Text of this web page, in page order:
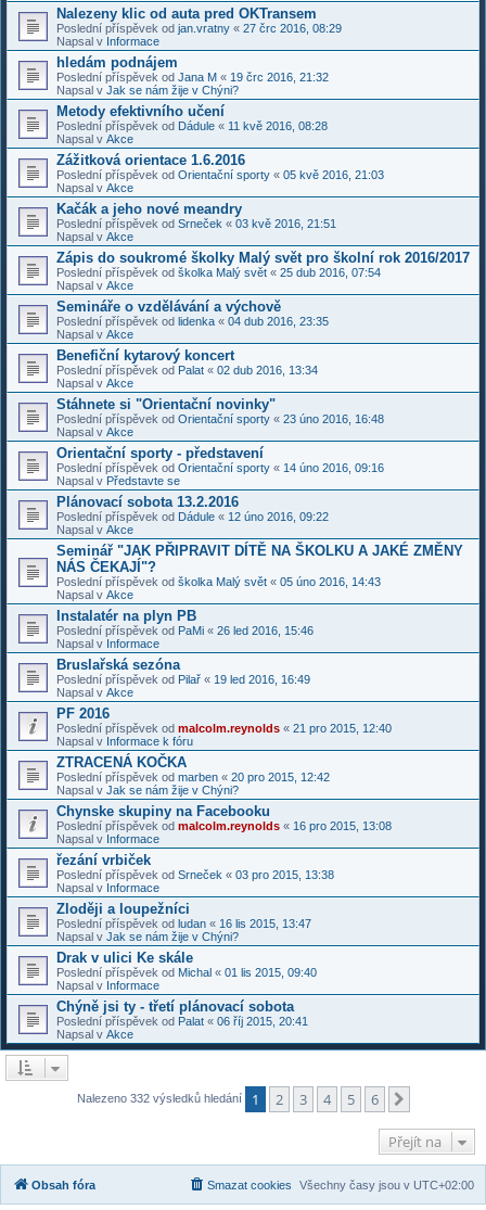
Nalezeny klic od auta pred OKTransem
Poslední příspěvek od jan.vratny « 27 črc 2016, 08:29
Napsal v Informace
hledám podnájem
Poslední příspěvek od Jana M « 19 črc 2016, 21:32
Napsal v Jak se nám žije v Chýni?
Metody efektivního učení
Poslední příspěvek od Dádule « 11 kvě 2016, 08:28
Napsal v Akce
Zážitková orientace 1.6.2016
Poslední příspěvek od Orientační sporty « 05 kvě 2016, 21:03
Napsal v Akce
Kačák a jeho nové meandry
Poslední příspěvek od Srneček « 03 kvě 2016, 21:51
Napsal v Akce
Zápis do soukromé školky Malý svět pro školní rok 2016/2017
Poslední příspěvek od školka Malý svět « 25 dub 2016, 07:54
Napsal v Akce
Semináře o vzdělávání a výchově
Poslední příspěvek od lidenka « 04 dub 2016, 23:35
Napsal v Akce
Benefiční kytarový koncert
Poslední příspěvek od Palat « 02 dub 2016, 13:34
Napsal v Akce
Stáhnete si "Orientační novinky"
Poslední příspěvek od Orientační sporty « 23 úno 2016, 16:48
Napsal v Akce
Orientační sporty - představení
Poslední příspěvek od Orientační sporty « 14 úno 2016, 09:16
Napsal v Představte se
Plánovací sobota 13.2.2016
Poslední příspěvek od Dádule « 12 úno 2016, 09:22
Napsal v Akce
Seminář "JAK PŘIPRAVIT DÍTĚ NA ŠKOLKU A JAKÉ ZMĚNY
NÁS ČEKAJÍ"?
Poslední příspěvek od školka Malý svět « 05 úno 2016, 14:43
Napsal v Akce
Instalatér na plyn PB
Poslední příspěvek od PaMi « 26 led 2016, 15:46
Napsal v Informace
Bruslařská sezóna
Poslední příspěvek od Pilař « 19 led 2016, 16:49
Napsal v Akce
PF 2016
Poslední příspěvek od malcolm.reynolds « 21 pro 2015, 12:40
Napsal v Informace k fóru
ZTRACENÁ KOČKA
Poslední příspěvek od marben « 20 pro 2015, 12:42
Napsal v Jak se nám žije v Chýni?
Chynske skupiny na Facebooku
Poslední příspěvek od malcolm.reynolds « 16 pro 2015, 13:08
Napsal v Informace
řezání vrbiček
Poslední příspěvek od Srneček « 03 pro 2015, 13:38
Napsal v Informace
Zloději a loupežníci
Poslední příspěvek od ludan « 16 lis 2015, 13:47
Napsal v Jak se nám žije v Chýni?
Drak v ulici Ke skále
Poslední příspěvek od Michal « 01 lis 2015, 09:40
Napsal v Informace
Chýně jsi ty - třetí plánovací sobota
Poslední příspěvek od Palat « 06 říj 2015, 20:41
Napsal v Akce
Nalezeno 332 výsledků hledání 1 2 3 4 5 6
Přejít na
Obsah fóra Všechny časy jsou v UTC+02:00
Smazat cookies